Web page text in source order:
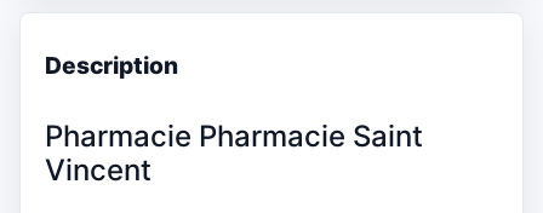
Description
Pharmacie Pharmacie Saint
Vincent